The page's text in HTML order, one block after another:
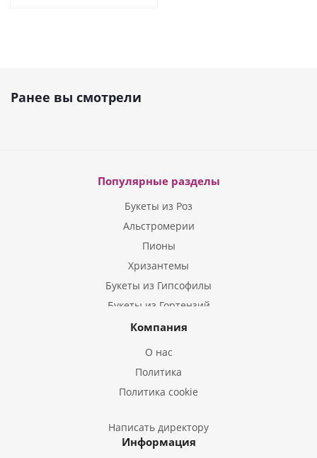
Ранее вы смотрели
Популярные разделы
Букеты из Роз
Альстромерии
Пионы
Хризантемы
Букеты из Гипсофилы
Букеты из Гортензий
Букеты из Ирисов
Букеты из Эустом
Букеты из Гладиолусов
Букеты из Тюльпанов
Компания
О нас
Политика
Политика cookie
Написать директору
Информация